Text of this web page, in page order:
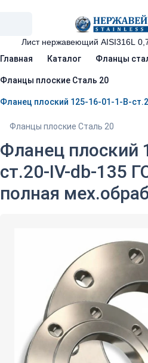
Главная Каталог Фланцы
Фланцы плоские Сталь 20
Фланцы плоские Сталь 20
Фланец плоский
ст.20-IV-db-135
полная